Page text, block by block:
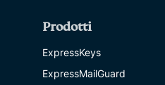
Prodotti
ExpressKeys
ExpressMailGuard